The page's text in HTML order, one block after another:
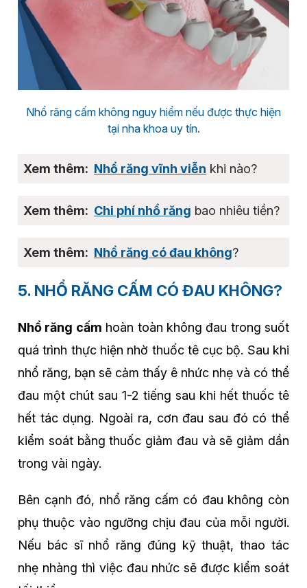
Nhổ răng cấm không nguy hiểm nếu được thực hiện
tại nha khoa uy tín.
Nhổ răng vĩnh viễn khi nào?
Chi phí nhổ răng bao nhiêu tiền?
Nhổ răng có đau không?
5. NHỔ RĂNG CẤM CÓ ĐAU KHÔNG?
Nhổ răng cấm hoàn toàn không đau trong suốt
quá trình thực hiện nhờ thuốc tê cục bộ. Sau khi
nhổ răng, bạn sẽ cảm thấy ê nhức nhẹ và có thể
đau một chút sau 1-2 tiếng sau khi hết thuốc tê
hết tác dụng. Ngoài ra, cơn đau sau đó có thể
kiểm soát bằng thuốc giảm đau và sẽ giảm dần
trong vài ngày.
Bên cạnh đó, nhổ răng cấm có đau không còn
phụ thuộc vào ngưỡng chịu đau của mỗi người.
Nếu bác sĩ nhổ răng đúng kỹ thuật, thao tác
nhẹ nhàng thì việc đau nhức sẽ được kiểm soát